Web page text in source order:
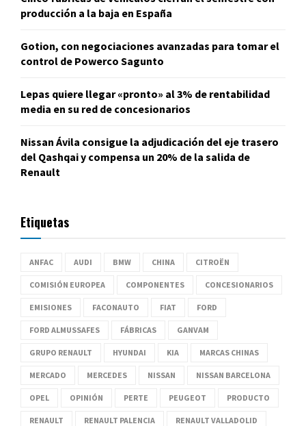
producción a la baja en España
Gotion, con negociaciones avanzadas para tomar el
control de Powerco Sagunto
Lepas quiere llegar «pronto» al 3% de rentabilidad
media en su red de concesionarios
Nissan Ávila consigue la adjudicación del eje trasero
del Qashqai y compensa un 20% de la salida de
Renault
Etiquetas
ANFAC AUDI BMW CHINA CITROËN
COMISIÓN EUROPEA COMPONENTES CONCESIONARIOS
EMISIONES FACONAUTO FIAT FORD
FORD ALMUSSAFES FÁBRICAS GANVAM
GRUPO RENAULT HYUNDAI KIA MARCAS CHINAS
MERCADO MERCEDES NISSAN NISSAN BARCELONA
OPEL OPINIÓN PERTE PEUGEOT PRODUCTO
RENAULT RENAULT PALENCIA RENAULT VALLADOLID